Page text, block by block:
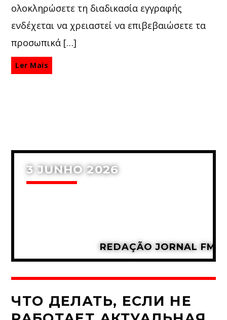
ολοκληρώσετε τη διαδικασία εγγραφής
ενδέχεται να χρειαστεί να επιβεβαιώσετε τα
προσωπικά […]
Ler Mais
3 JUNHO 2026
REDAÇÃO JORNAL FM
ЧТО ДЕЛАТЬ, ЕСЛИ НЕ